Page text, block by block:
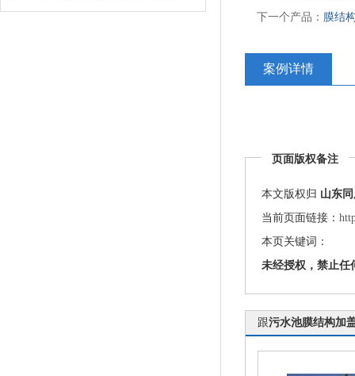
下一个产品： 膜结
案例详情
页面版权备注
本文版权归 山东
当前页面链接：
本页关键词：
未经授权，禁止任
跟污水池膜结构加